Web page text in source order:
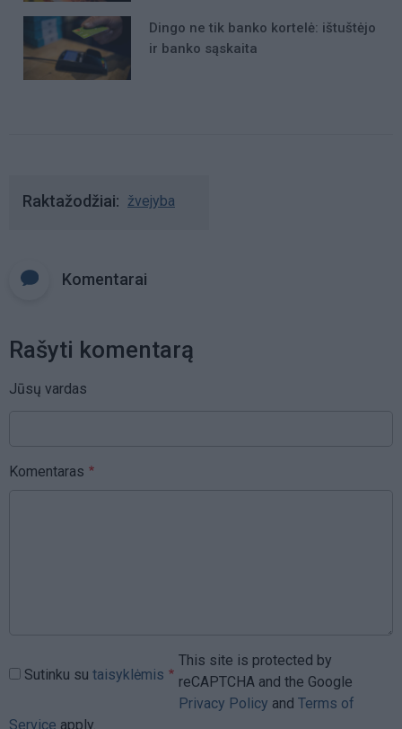
Dingo ne tik banko kortelė: ištuštėjo
ir banko sąskaita
Raktažodžiai žvejyba
Komentarai
Rašyti komentarą
Jūsų vardas
Komentaras
Sutinku su taisyklėmis
This site is protected by
reCAPTCHA and the Google
Privacy Policy and Terms of
Service apply.